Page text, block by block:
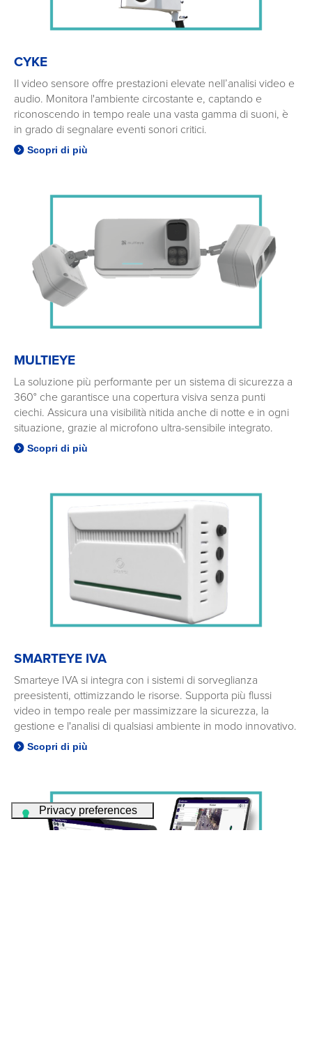
CYKE
Il video sensore offre prestazioni elevate nell’analisi video e
audio. Monitora l'ambiente circostante e, captando e
riconoscendo in tempo reale una vasta gamma di suoni, è
in grado di segnalare eventi sonori critici.
Scopri di più
MULTIEYE
La soluzione più performante per un sistema di sicurezza a
360° che garantisce una copertura visiva senza punti
ciechi. Assicura una visibilità nitida anche di notte e in ogni
situazione, grazie al microfono ultra-sensibile integrato.
Scopri di più
SMARTEYE IVA
Smarteye IVA si integra con i sistemi di sorveglianza
preesistenti, ottimizzando le risorse. Supporta più flussi
video in tempo reale per massimizzare la sicurezza, la
gestione e l'analisi di qualsiasi ambiente in modo innovativo.
Scopri di più